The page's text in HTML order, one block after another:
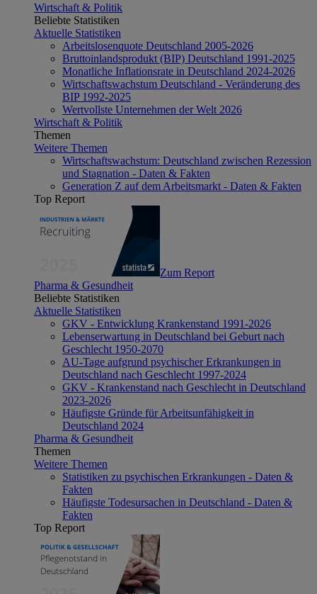
Wirtschaft & Politik
Beliebte Statistiken
Aktuelle Statistiken
Arbeitslosenquote Deutschland 2005-2026
Bruttoinlandsprodukt (BIP) Deutschland 1991-2025
Monatliche Inflationsrate in Deutschland 2024-2026
Wirtschaftswachstum Deutschland - Veränderung des
BIP 1992-2025
Wertvollste Unternehmen der Welt 2026
Wirtschaft & Politik
Themen
Weitere Themen
Wirtschaftswachstum: Deutschland zwischen Rezession
und Stagnation - Daten & Fakten
Generation Z auf dem Arbeitsmarkt - Daten & Fakten
Top Report
Zum Report
Pharma & Gesundheit
Beliebte Statistiken
Aktuelle Statistiken
GKV - Entwicklung Krankenstand 1991-2026
Lebenserwartung in Deutschland bei Geburt nach
Geschlecht 1950-2070
AU-Tage aufgrund psychischer Erkrankungen in
Deutschland nach Geschlecht 1997-2024
GKV - Krankenstand nach Geschlecht in Deutschland
2023-2026
Häufigste Gründe für Arbeitsunfähigkeit in
Deutschland 2024
Pharma & Gesundheit
Themen
Weitere Themen
Statistiken zu psychischen Erkrankungen - Daten &
Fakten
Häufigste Todesursachen in Deutschland - Daten &
Fakten
Top Report